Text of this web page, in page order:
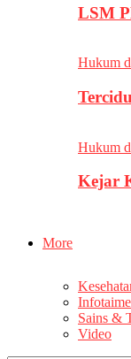
LSM
Hukum
Hukum
Kejar
More
Sains &
Video